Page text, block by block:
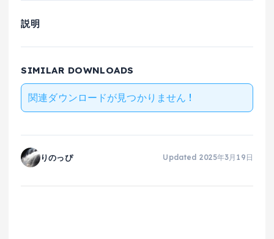
説明
SIMILAR DOWNLOADS
関連ダウンロードが見つかりません !
りのっぴ Updated 2025年3月19日